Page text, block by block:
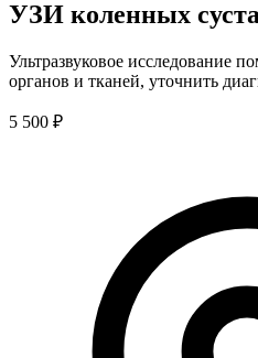
УЗИ коленных
Ультразвуковое исследование
органов и тканей, уточнить
5 500 ₽